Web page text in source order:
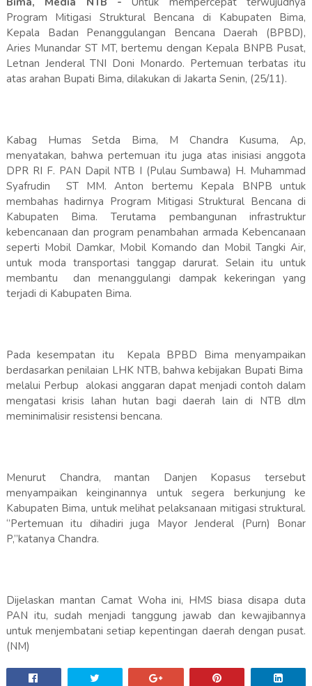
Program Mitigasi Struktural Bencana di Kabupaten Bima,
Kepala Badan Penanggulangan Bencana Daerah (BPBD),
Aries Munandar ST MT, bertemu dengan Kepala BNPB Pusat,
Letnan Jenderal TNI Doni Monardo. Pertemuan terbatas itu
atas arahan Bupati Bima, dilakukan di Jakarta Senin, (25/11).
Kabag Humas Setda Bima, M Chandra Kusuma, Ap,
menyatakan, bahwa pertemuan itu juga atas inisiasi anggota
DPR RI F. PAN Dapil NTB I (Pulau Sumbawa) H. Muhammad
Syafrudin ST MM. Anton bertemu Kepala BNPB untuk
membahas hadirnya Program Mitigasi Struktural Bencana di
Kabupaten Bima. Terutama pembangunan infrastruktur
kebencanaan dan program penambahan armada Kebencanaan
seperti Mobil Damkar, Mobil Komando dan Mobil Tangki Air,
untuk moda transportasi tanggap darurat. Selain itu untuk
membantu dan menanggulangi dampak kekeringan yang
terjadi di Kabupaten Bima.
Pada kesempatan itu Kepala BPBD Bima menyampaikan
berdasarkan penilaian LHK NTB, bahwa kebijakan Bupati Bima
melalui Perbup alokasi anggaran dapat menjadi contoh dalam
mengatasi krisis lahan hutan bagi daerah lain di NTB dlm
meminimalisir resistensi bencana.
Menurut Chandra, mantan Danjen Kopasus tersebut
menyampaikan keinginannya untuk segera berkunjung ke
Kabupaten Bima, untuk melihat pelaksanaan mitigasi struktural.
‘’Pertemuan itu dihadiri juga Mayor Jenderal (Purn) Bonar
P,’’katanya Chandra.
Dijelaskan mantan Camat Woha ini, HMS biasa disapa duta
PAN itu, sudah menjadi tanggung jawab dan kewajibannya
untuk menjembatani setiap kepentingan daerah dengan pusat.
(NM)